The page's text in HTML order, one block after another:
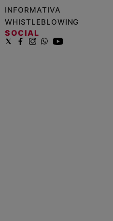
INFORMATIVA
WHISTLEBLOWING
SOCIAL